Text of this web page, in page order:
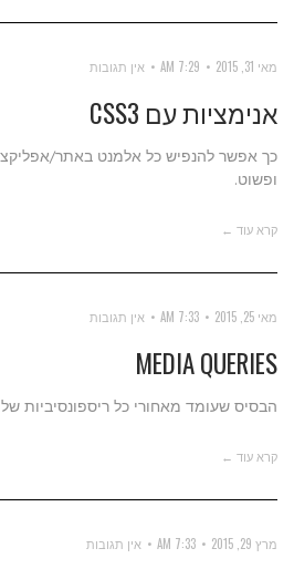
מאי 31, 2015 7:29 AM אין תגובות
אנימציות עם CSS3
ופשוט.
קרא עוד ←
מאי 25, 2015 7:33 AM אין תגובות
MEDIA QUERIES
הבסיס שעומד מאחורי כל ריספונסיביות של CSS.
קרא עוד ←
מרץ 29, 2015 7:33 AM אין תגובות